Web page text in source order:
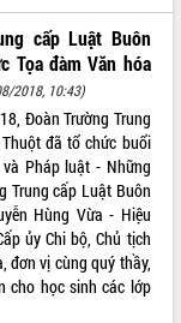
cấp Luật Buôn
Tọa đàm Văn hóa
2018, 10:43)
Đoàn Trường Trung
đã tổ chức buổi
và Pháp luật - Những
Trung cấp Luật Buôn
Hùng Vừa - Hiệu
ủy Chi bộ, Chủ tịch
đơn vị cùng quý thầy,
cho học sinh các lớp